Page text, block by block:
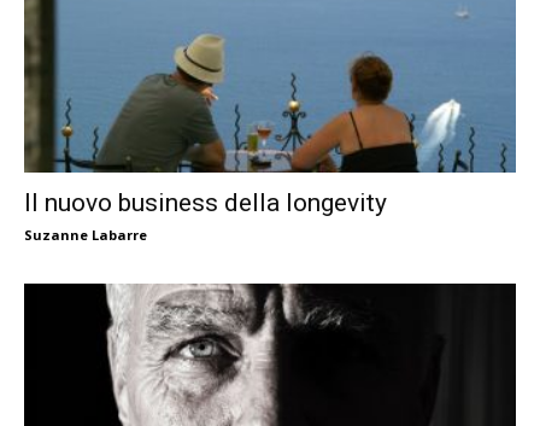
Il nuovo business della longevity
Suzanne Labarre